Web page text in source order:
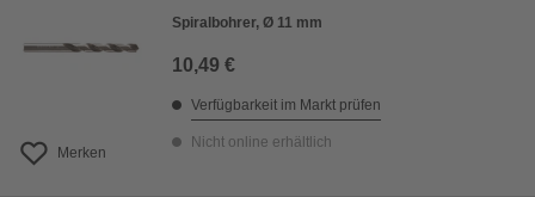
Merken
Spiralbohrer, Ø 11 mm
10,49 €
Verfügbarkeit im Markt prüfen
Nicht online erhältlich